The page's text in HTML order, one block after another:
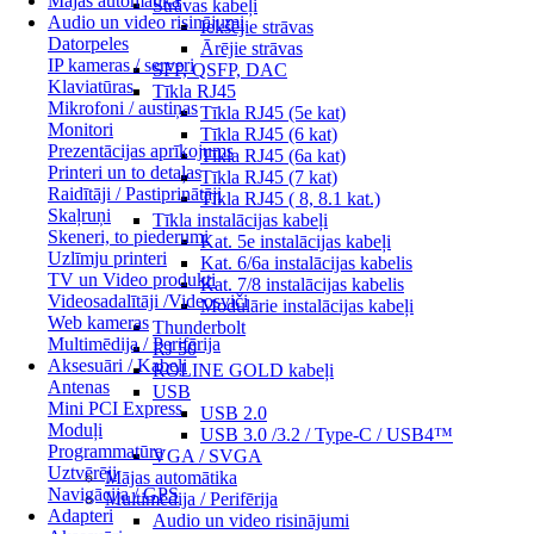
Audio un video risinājumi
Datorpeles
IP kameras / serveri
Klaviatūras
Mikrofoni / austiņas
Monitori
Prezentācijas aprīkojums
Printeri un to detaļas
Raidītāji / Pastiprinātāji
Skaļruņi
Skeneri, to piederumi
Uzlīmju printeri
TV un Video produkti
Videosadalītāji /Videosviči
Web kameras
Multimēdija / Perifērija
Aksesuāri / Kabeļi
Antenas
Mini PCI Express
Moduļi
Programmatūra
Uztvērēji
Navigācija / GPS
Adapteri
Strāvas kabeļi
Iekšējie strāvas
Ārējie strāvas
SFP, QSFP, DAC
Tīkla RJ45
Tīkla RJ45 (5e kat)
Tīkla RJ45 (6 kat)
Tīkla RJ45 (6a kat)
Tīkla RJ45 (7 kat)
Tīkla RJ45 ( 8, 8.1 kat.)
Tīkla instalācijas kabeļi
Kat. 5e instalācijas kabeļi
Kat. 6/6a instalācijas kabelis
Kat. 7/8 instalācijas kabelis
Modulārie instalācijas kabeļi
Thunderbolt
RJ 50
ROLINE GOLD kabeļi
USB
USB 2.0
USB 3.0 /3.2 / Type-C / USB4™
VGA / SVGA
Mājas automātika
Multimēdija / Perifērija
Audio un video risinājumi